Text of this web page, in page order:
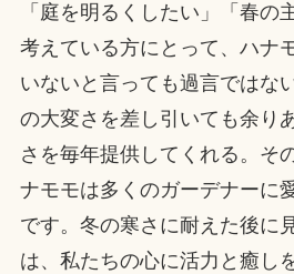
「庭を明るくしたい」「春の
考えている方にとって、ハナ
いないと言っても過言ではな
の大変さを差し引いても余り
さを毎年提供してくれる。そ
ナモモは多くのガーデナーに
です。冬の寒さに耐えた後に
は、私たちの心に活力と癒し